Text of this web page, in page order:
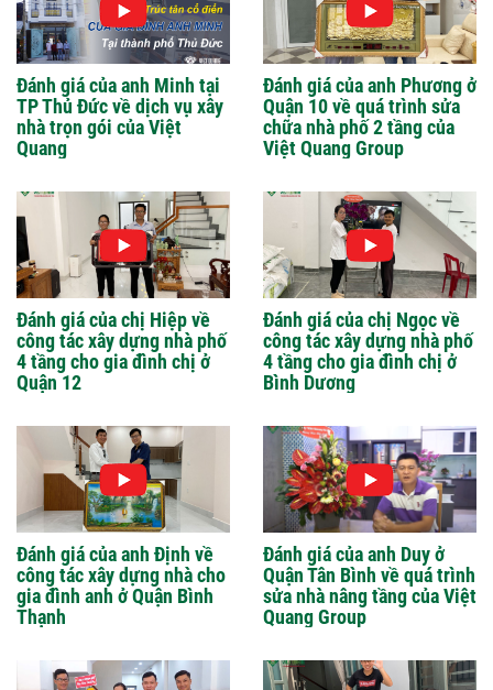
Đánh giá của anh Minh tại
TP Thủ Đức về dịch vụ xây
nhà trọn gói của Việt
Quang
Đánh giá của anh Phương ở
Quận 10 về quá trình sửa
chữa nhà phố 2 tầng của
Việt Quang Group
Đánh giá của chị Hiệp về
công tác xây dựng nhà phố
4 tầng cho gia đình chị ở
Quận 12
Đánh giá của chị Ngọc về
công tác xây dựng nhà phố
4 tầng cho gia đình chị ở
Bình Dương
Đánh giá của anh Định về
công tác xây dựng nhà cho
gia đình anh ở Quận Bình
Thạnh
Đánh giá của anh Duy ở
Quận Tân Bình về quá trình
sửa nhà nâng tầng của Việt
Quang Group